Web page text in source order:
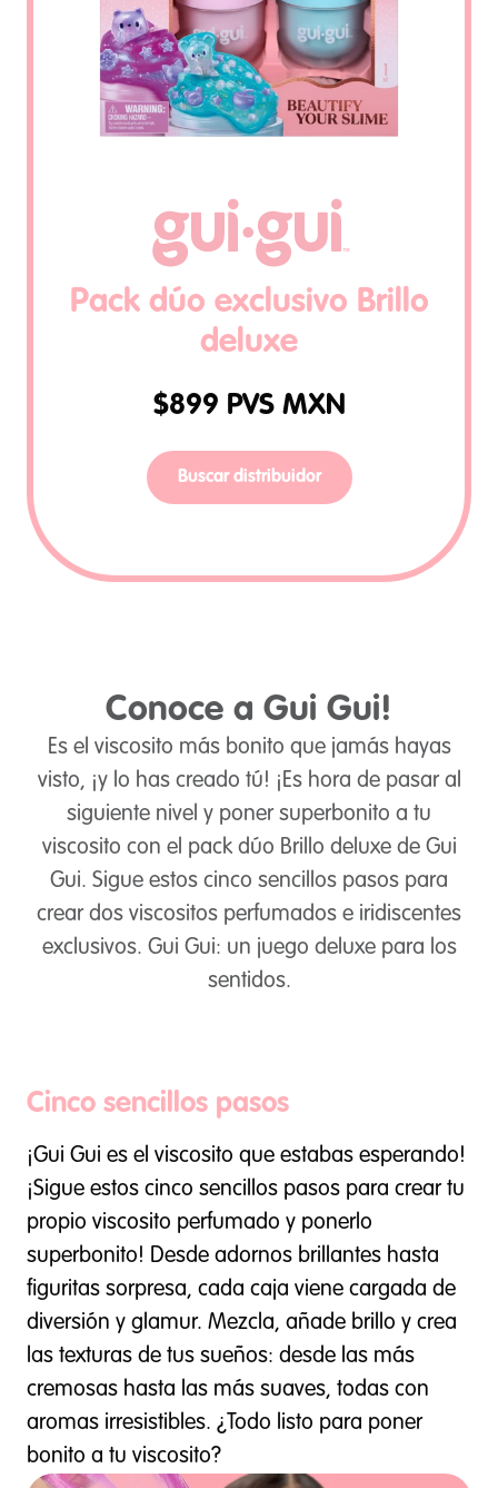
Pack dúo exclusivo Brillo
deluxe
$899 PVS MXN
Buscar distribuidor
Conoce a Gui Gui!
Es el viscosito más bonito que jamás hayas
visto, ¡y lo has creado tú! ¡Es hora de pasar al
siguiente nivel y poner superbonito a tu
viscosito con el pack dúo Brillo deluxe de Gui
Gui. Sigue estos cinco sencillos pasos para
crear dos viscositos perfumados e iridiscentes
exclusivos. Gui Gui: un juego deluxe para los
sentidos.
Cinco sencillos pasos
¡Gui Gui es el viscosito que estabas esperando!
¡Sigue estos cinco sencillos pasos para crear tu
propio viscosito perfumado y ponerlo
superbonito! Desde adornos brillantes hasta
figuritas sorpresa, cada caja viene cargada de
diversión y glamur. Mezcla, añade brillo y crea
las texturas de tus sueños: desde las más
cremosas hasta las más suaves, todas con
aromas irresistibles. ¿Todo listo para poner
bonito a tu viscosito?